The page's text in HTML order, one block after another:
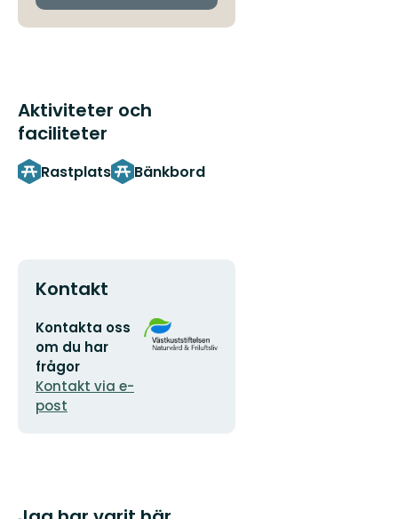
Aktiviteter och
faciliteter
Rastplats Bänkbord
Kontakt
E-
postadress
Kontakta oss
om du har
frågor
Kontakt via e-
post
Organisationens
logotyp